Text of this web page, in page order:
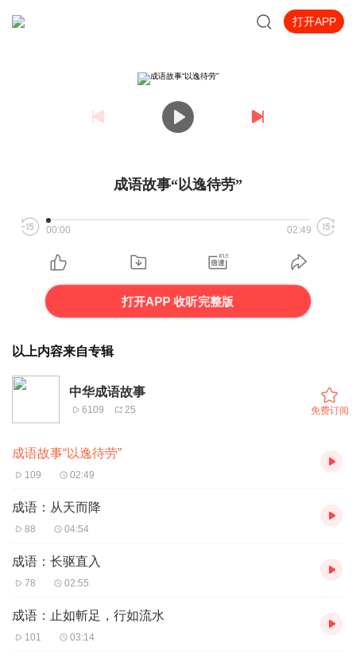
打开APP
成语故事“以逸待劳”
00:00 02:49
打开APP 收听完整版
以上内容来自专辑
中华成语故事
6109 25 免费订阅
成语故事“以逸待劳”
109 02:49
成语：从天而降
88 04:54
成语：长驱直入
78 02:55
成语：止如斬足，行如流水
101 03:14